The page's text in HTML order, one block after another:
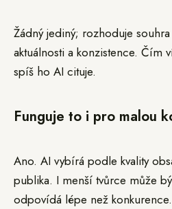
Žádný jediný; rozhoduje
aktuálnosti a konzistence. Čím
spíš ho AI cituje.
Funguje to i pro malou
Ano. AI vybírá podle kvality
publika. I menší tvůrce může
odpovídá lépe než konkurence.